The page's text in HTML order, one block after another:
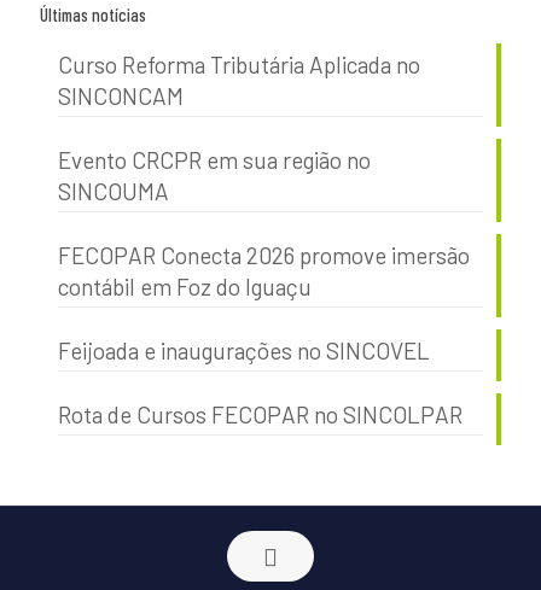
Últimas notícias
Curso Reforma Tributária Aplicada no
SINCONCAM
Evento CRCPR em sua região no
SINCOUMA
FECOPAR Conecta 2026 promove imersão
contábil em Foz do Iguaçu
Feijoada e inaugurações no SINCOVEL
Rota de Cursos FECOPAR no SINCOLPAR